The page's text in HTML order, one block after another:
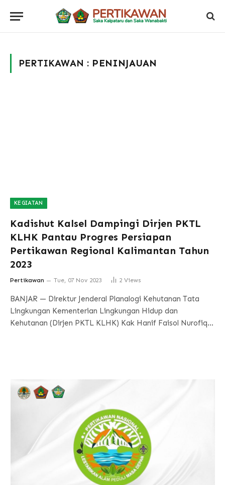
PERTIKAWAN : PENINJAUAN
KEGIATAN
Kadishut Kalsel Dampingi Dirjen PKTL
KLHK Pantau Progres Persiapan
Pertikawan Regional Kalimantan Tahun
2023
Pertikawan Tue, 07 Nov 2023 2 Views
BANJAR — Direktur Jenderal Planalogi Kehutanan Tata
Lingkungan Kementerian Lingkungan Hidup dan
Kehutanan (Dirjen PKTL KLHK) Kak Hanif Faisol Nurofiq…